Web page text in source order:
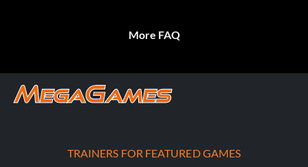
More FAQ
TRAINERS FOR FEATURED GAMES